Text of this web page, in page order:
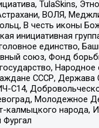
TulaSkins,
ВОЛЯ,
В честь иконы
инициативная
единство,
союз, Фонд
СССР, Держава
С14,
Молодежное
народа,